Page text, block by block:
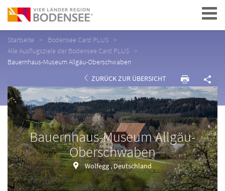
Navigation
Startseite
Bodensee Card PLUS
Alle Ausflugsziele der Bodensee Card PLUS
Bauernhaus-Museum Allgäu-Oberschwaben
ZURÜCK ZUR ÜBERSICHT
Bauernhaus-Museum Allgäu-
Oberschwaben
Wolfegg , Deutschland